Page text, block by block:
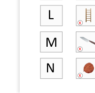
x
x
x
L
M
N